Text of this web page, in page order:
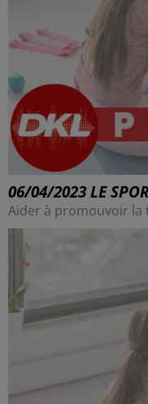
06/04/2023 LE
Aider à promouvoir